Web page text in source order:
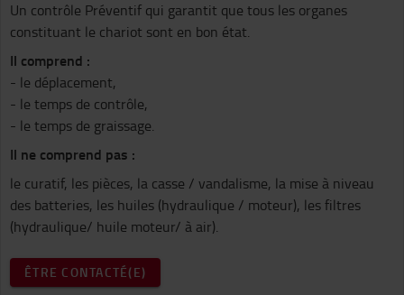
Un contrôle Préventif qui garantit que tous les organes
constituant le chariot sont en bon état.
Il comprend :
- le déplacement,
- le temps de contrôle,
- le temps de graissage.
Il ne comprend pas :
le curatif, les pièces, la casse / vandalisme, la mise à niveau
des batteries, les huiles (hydraulique / moteur), les filtres
(hydraulique/ huile moteur/ à air).
ÊTRE CONTACTÉ(E)